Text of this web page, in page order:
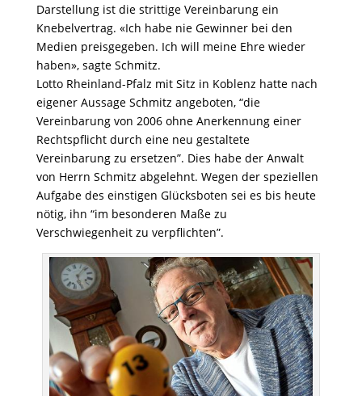
Darstellung ist die strittige Vereinbarung ein
Knebelvertrag. «Ich habe nie Gewinner bei den
Medien preisgegeben. Ich will meine Ehre wieder
haben», sagte Schmitz.
Lotto Rheinland-Pfalz mit Sitz in Koblenz hatte nach
eigener Aussage Schmitz angeboten, “die
Vereinbarung von 2006 ohne Anerkennung einer
Rechtspflicht durch eine neu gestaltete
Vereinbarung zu ersetzen”. Dies habe der Anwalt
von Herrn Schmitz abgelehnt. Wegen der speziellen
Aufgabe des einstigen Glücksboten sei es bis heute
nötig, ihn “im besonderen Maße zu
Verschwiegenheit zu verpflichten”.